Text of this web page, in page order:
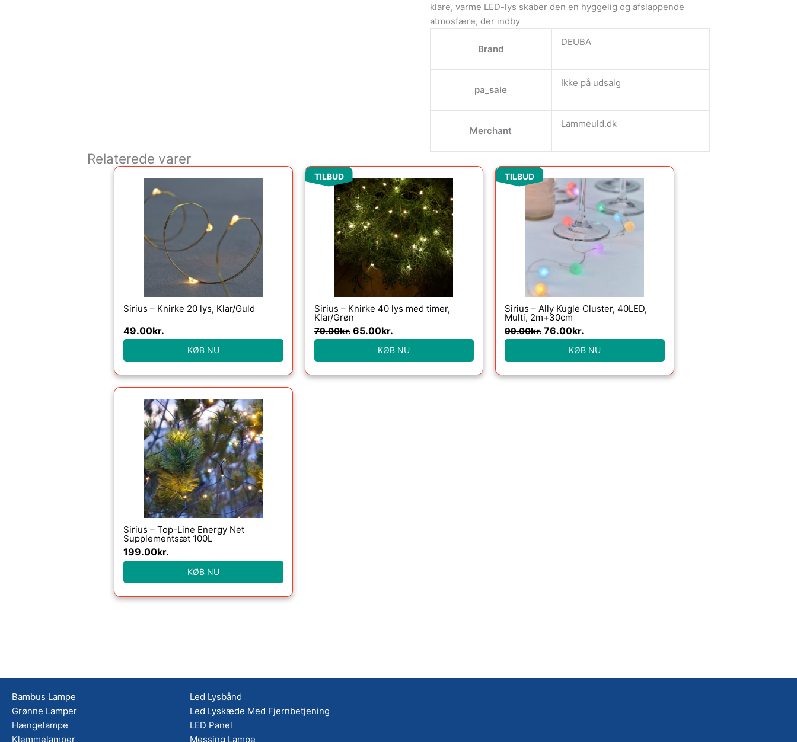
klare, varme LED-lys skaber den en hyggelig og afslappende
atmosfære, der indby
Brand
DEUBA
pa_sale
Ikke på udsalg
Merchant
Lammeuld.dk
Relaterede varer
Sirius – Knirke 20 lys, Klar/Guld
49.00kr.
KØB NU
TILBUD
Sirius – Knirke 40 lys med timer,
Klar/Grøn
79.00kr.
Den
oprindelige
pris
var:
79.00kr..
65.00kr.
aktuelle
pris
er:
65.00kr..
KØB NU
TILBUD
Sirius – Ally Kugle Cluster, 40LED,
Multi, 2m+30cm
99.00kr.
oprindelige
pris
var:
99.00kr..
76.00kr.
aktuelle
er:
76.00kr..
KØB NU
Sirius – Top-Line Energy Net
Supplementsæt 100L
199.00kr.
KØB NU
Bambus Lampe
Grønne Lamper
Hængelampe
Klemmelamper
Led Lysbånd
Led Lyskæde Med Fjernbetjening
LED Panel
Messing Lampe